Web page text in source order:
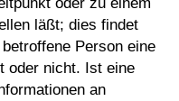
läßt; dies findet
Person eine
oder nicht. Ist eine
an